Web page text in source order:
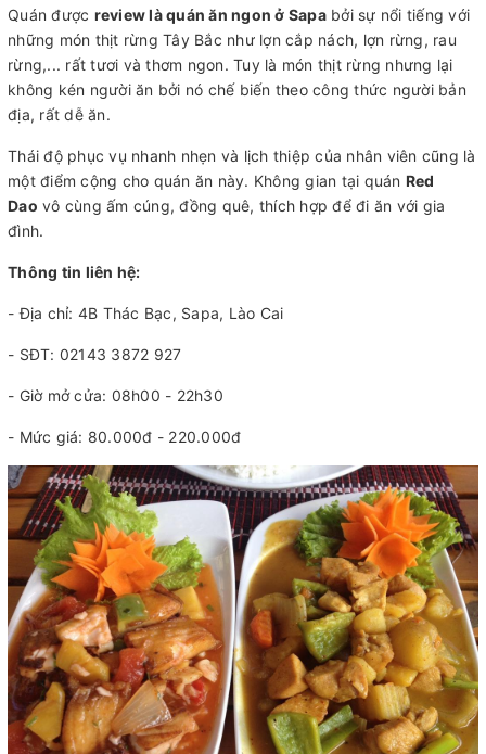
Quán được review là quán ăn ngon ở Sapa bởi sự nổi tiếng với
những món thịt rừng Tây Bắc như lợn cắp nách, lợn rừng, rau
rừng,... rất tươi và thơm ngon. Tuy là món thịt rừng nhưng lại
không kén người ăn bởi nó chế biến theo công thức người bản
địa, rất dễ ăn.
Thái độ phục vụ nhanh nhẹn và lịch thiệp của nhân viên cũng là
một điểm cộng cho quán ăn này. Không gian tại quán Red
Dao vô cùng ấm cúng, đồng quê, thích hợp để đi ăn với gia
đình.
Thông tin liên hệ:
- Địa chỉ: 4B Thác Bạc, Sapa, Lào Cai
- SĐT: 02143 3872 927
- Giờ mở cửa: 08h00 - 22h30
- Mức giá: 80.000đ - 220.000đ